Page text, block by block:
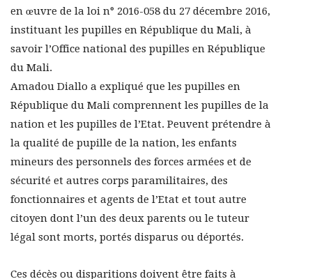
en œuvre de la loi n° 2016-058 du 27 décembre 2016,
instituant les pupilles en République du Mali, à
savoir l’Office national des pupilles en République
du Mali.
Amadou Diallo a expliqué que les pupilles en
République du Mali comprennent les pupilles de la
nation et les pupilles de l’Etat. Peuvent prétendre à
la qualité de pupille de la nation, les enfants
mineurs des personnels des forces armées et de
sécurité et autres corps paramilitaires, des
fonctionnaires et agents de l’Etat et tout autre
citoyen dont l’un des deux parents ou le tuteur
légal sont morts, portés disparus ou déportés.
Ces décès ou disparitions doivent être faits à